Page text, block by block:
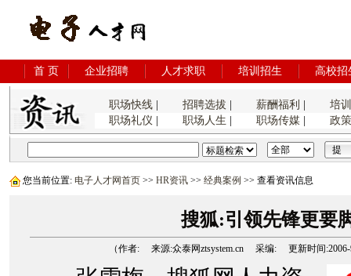
首 页 企业招聘 人才求职 培训招生 高校招
职场快线| 招聘选拔 薪酬福利
培
职场礼仪
职场人生 职场传媒| 政
您当前位置: 电子人才网首页 >> HR资讯 >> 经典案例 >> 查看资讯信息
搜狐:引领先锋更要
（作者: 来源:众泰网ztsystem.cn 采编: 更新时间:2006-